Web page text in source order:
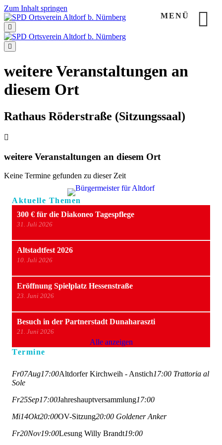
Zum Inhalt springen
weitere Veranstaltungen an
diesem Ort
Rathaus Röderstraße (Sitzungssaal)
weitere Veranstaltungen an diesem Ort
Keine Termine gefunden zu dieser Zeit
Aktuelle Themen
300 € für die Diakoneo Tagespflege
31. Juli 2026
Altstadtfest 2026
10. Juli 2026
Eröffnung Spielplatz Hessenstraße
23. Juni 2026
Besuch in der Partnerstadt Dunaharaszti
21. Juni 2026
Alle anzeigen
Termine
Fr07Aug17:00Altdorfer Kirchweih - Anstich17:00 Trattoria al
Sole
Fr25Sep17:00Jahreshauptversammlung17:00
Mi14Okt20:00OV-Sitzung20:00 Goldener Anker
Fr20Nov19:00Lesung Willy Brandt19:00
MENÜ